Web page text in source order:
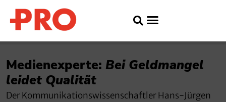
Medienexperte: Bei Geldmangel
leidet Qualität
Der Kommunikationswissenschaftler Hans-Jürgen